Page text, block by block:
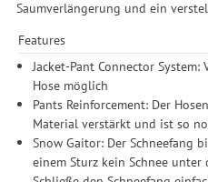
Saumverlängerung und ein
Features
Jacket-Pant Connector
Hose möglich
Pants Reinforcement: Der
Material verstärkt und ist so
Snow Gaitor: Der Schneefang
einem Sturz kein Schnee